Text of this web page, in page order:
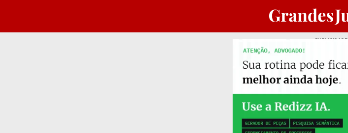
PUBLICIDADE